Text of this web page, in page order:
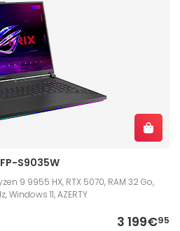
S9035W
9 9955 HX, RTX 5070, RAM 32 Go,
Windows 11, AZERTY
3 199€95